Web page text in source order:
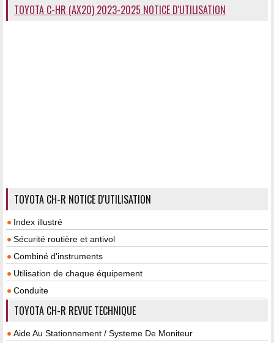
TOYOTA C-HR (AX20) 2023-2025 NOTICE D'UTILISATION
TOYOTA CH-R NOTICE D'UTILISATION
Index illustré
Sécurité routière et antivol
Combiné d'instruments
Utilisation de chaque équipement
Conduite
TOYOTA CH-R REVUE TECHNIQUE
Aide Au Stationnement / Systeme De Moniteur